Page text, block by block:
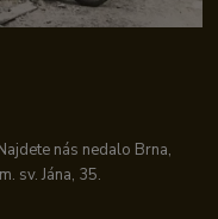
nás nedalo Brna,
sv. Jána, 35.